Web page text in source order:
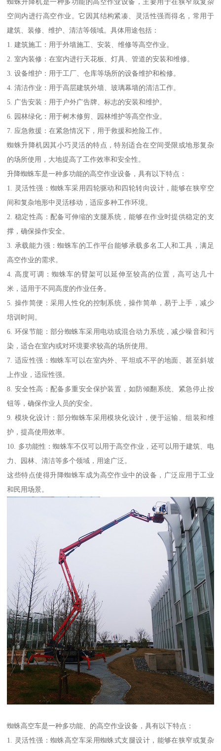
蜘蛛升降机是一种多功能的高空作业设备，主要用于在狭窄或复杂
空间内进行高空作业。它因其结构紧凑、灵活性强而得名，常用于
建筑、装修、维护、清洁等领域。具体用途包括：
1. 建筑施工：用于外墙施工、安装、维修等高空作业。
2. 室内装修：在室内进行天花板、灯具、管道的安装和维修。
3. 设备维护：用于工厂、仓库等场所的设备维护和检修。
4. 清洁作业：用于高层建筑外墙、玻璃幕墙的清洁工作。
5. 广告安装：用于户外广告牌、标志的安装和维护。
6. 园林绿化：用于树木修剪、园林维护等高空作业。
7. 应急救援：在紧急情况下，用于救援和抢险工作。
蜘蛛升降机因其小巧灵活的特点，特别适合在空间受限或地形复杂
的场所使用，大地提高了工作效率和安全性。
升降蜘蛛车是一种多功能的高空作业设备，具有以下特点：
1. 灵活性强：蜘蛛车采用四轮驱动和四轮转向设计，能够在狭窄空
间和复杂地形中灵活移动，适应多种工作环境。
2. 稳定性高：配备可伸缩的支腿系统，能够在作业时提供稳定的支
撑，确保操作安全。
3. 承载能力强：蜘蛛车的工作平台能够承载多名工人和工具，满足
高空作业的需求。
4. 高度可调：蜘蛛车的臂架可以延伸至较高的位置，高可达几十
米，适用于不同高度的作业任务。
5. 操作简便：采用人性化的控制系统，操作简单，易于上手，减少
培训时间。
6. 环保节能：部分蜘蛛车采用电动或混合动力系统，减少噪音和污
染，适合在室内或对环境要求较高的场所使用。
7. 适应性强：蜘蛛车可以在室内外、平坦或不平的地面、甚至斜坡
上作业，适应性强。
8. 安全性高：配备多重安全保护装置，如防倾翻系统、紧急停止按
钮等，确保作业人员的安全。
9. 模块化设计：部分蜘蛛车采用模块化设计，便于运输、组装和维
护，提高使用效率。
10. 多功能性：蜘蛛车不仅可以用于高空作业，还可以用于建筑、电
力、园林、清洁等多个领域，用途广泛。
这些特点使得升降蜘蛛车成为高空作业中的设备，广泛应用于工业
和民用场景。
蜘蛛高空车是一种多功能、的高空作业设备，具有以下特点：
1. 灵活性强：蜘蛛高空车采用蜘蛛式支腿设计，能够在狭窄或复杂